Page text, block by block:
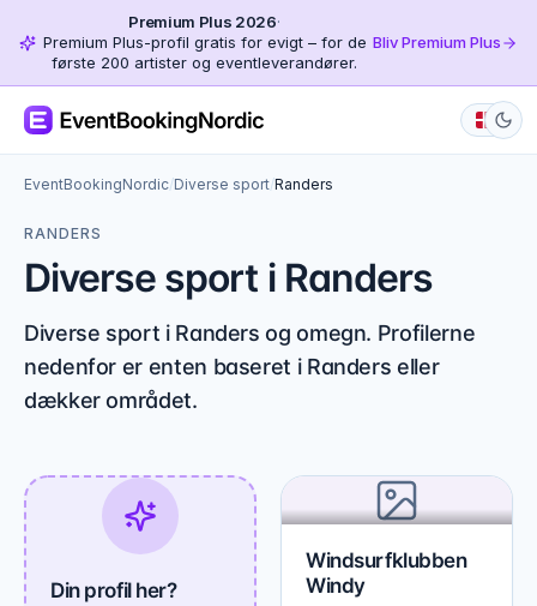
Premium Plus 2026·
Premium Plus-profil gratis for evigt – for de
første 200 artister og eventleverandører.
Bliv Premium Plus
EventBookingNordic/Diverse sport/Randers
RANDERS
Diverse sport i Randers
Diverse sport i Randers og omegn. Profilerne
nedenfor er enten baseret i Randers eller
dækker området.
Din profil her?
Windsurfklubben
Windy